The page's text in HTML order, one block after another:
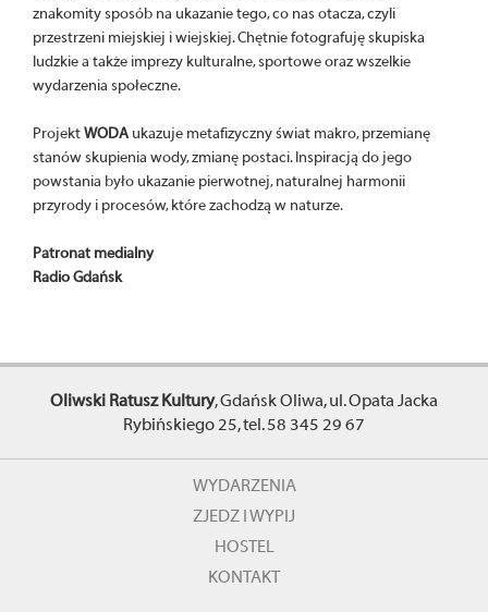
znakomity sposób na ukazanie tego, co nas otacza, czyli
przestrzeni miejskiej i wiejskiej. Chętnie fotografuję skupiska
ludzkie a także imprezy kulturalne, sportowe oraz wszelkie
wydarzenia społeczne.
ProjektWODA ukazuje metafizyczny świat makro, przemianę
stanów skupienia wody, zmianę postaci. Inspiracją do jego
powstania było ukazanie pierwotnej, naturalnej harmonii
przyrody i procesów, które zachodzą w naturze.
Patronat medialny
Radio Gdańsk
Oliwski Ratusz Kultury, Gdańsk Oliwa, ul. Opata Jacka
Rybińskiego 25, tel. 58 345 29 67
WYDARZENIA
ZJEDZ I WYPIJ
HOSTEL
KONTAKT